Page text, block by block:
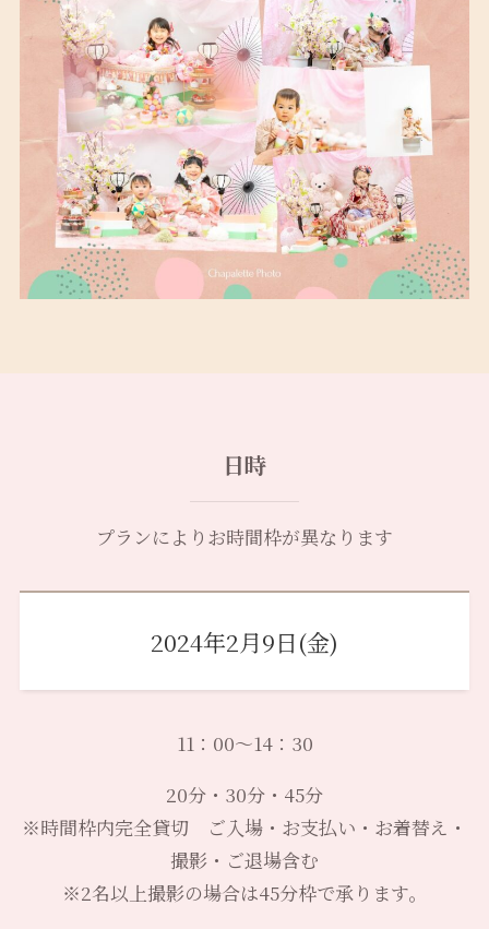
日時
プランによりお時間枠が異なります
2024年2月9日(金)
11：00～14：30
20分・30分・45分
※時間枠内完全貸切 ご入場・お支払い・お着替え・
撮影・ご退場含む
※2名以上撮影の場合は45分枠で承ります。